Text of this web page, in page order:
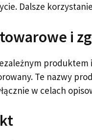
Dalsze
i
produktem
Te nazwy
w celach